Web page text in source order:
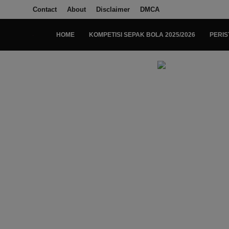
Contact About Disclaimer DMCA
HOME KOMPETISI SEPAK BOLA 2025/2026